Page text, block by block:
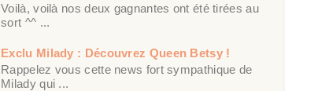
Voilà, voilà nos deux gagnantes ont été tirées au
sort ^^ ...
Exclu Milady : Découvrez Queen Betsy !
Rappelez vous cette news fort sympathique de
Milady qui ...